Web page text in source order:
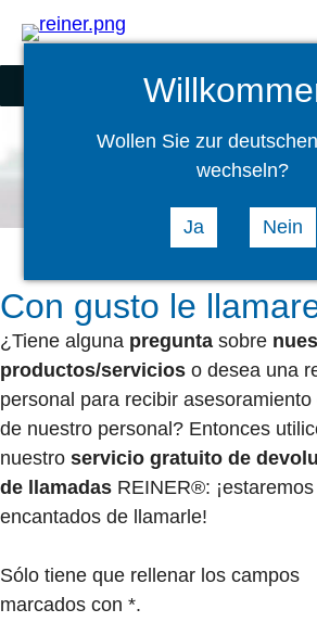
Con gusto le
¿Tiene alguna pregunta sobre
productos/servicios o desea una
personal para recibir asesoramiento
de nuestro personal? Entonces
nuestro servicio gratuito de
de llamadas REINER®: ¡estaremos
encantados de llamarle!
Sólo tiene que rellenar los campos
marcados con *.
Wollen Sie zur
wechseln?
Ja Nein